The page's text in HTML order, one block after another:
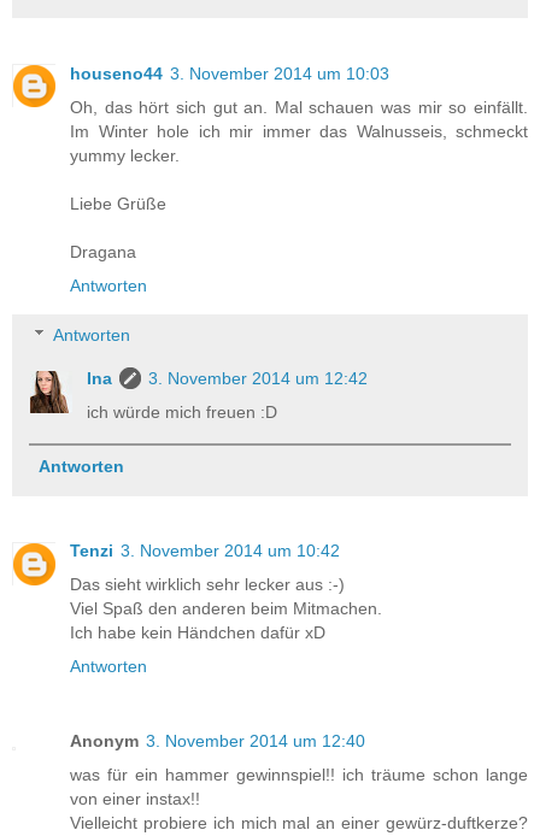
houseno44 3. November 2014 um 10:03
Oh, das hört sich gut an. Mal schauen was mir so einfällt.
Im Winter hole ich mir immer das Walnusseis, schmeckt
yummy lecker.
Liebe Grüße
Dragana
Antworten
Antworten
Ina
3. November 2014 um 12:42
ich würde mich freuen :D
Antworten
Tenzi 3. November 2014 um 10:42
Das sieht wirklich sehr lecker aus :-)
Viel Spaß den anderen beim Mitmachen.
Ich habe kein Händchen dafür xD
Antworten
Anonym 3. November 2014 um 12:40
was für ein hammer gewinnspiel!! ich träume schon lange
von einer instax!!
Vielleicht probiere ich mich mal an einer gewürz-duftkerze?